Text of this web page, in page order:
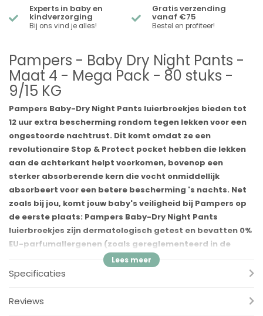
Experts in baby en
kindverzorging
Bij ons vind je alles!
Gratis verzending
vanaf €75
Bestel en profiteer!
Pampers - Baby Dry Night Pants -
Maat 4 - Mega Pack - 80 stuks -
9/15 KG
Pampers Baby-Dry Night Pants luierbroekjes bieden tot
12 uur extra bescherming rondom tegen lekken voor een
ongestoorde nachtrust. Dit komt omdat ze een
revolutionaire Stop & Protect pocket hebben die lekken
aan de achterkant helpt voorkomen, bovenop een
sterker absorberende kern die vocht onmiddellijk
absorbeert voor een betere bescherming 's nachts. Net
zoals bij jou, komt jouw baby's veiligheid bij Pampers op
de eerste plaats: Pampers Baby-Dry Night Pants
luierbroekjes zijn dermatologisch getest en bevatten 0%
EU-parfumallergenen (zoals gereglementeerd in de
regelgeving voor cosmetica (EC) No 1223/2009) en zijn
getest en gecertificeerd Standard 100 van Oeko-Tex.
✓Stop & Protect pocket helpt lekken aan de achterkant van het
Specificaties
Reviews